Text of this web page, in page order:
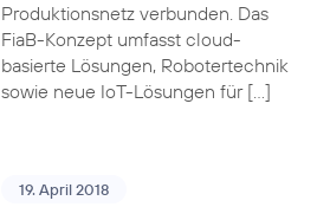
Produktionsnetz verbunden. Das
FiaB-Konzept umfasst cloud-
basierte Lösungen, Robotertechnik
sowie neue IoT-Lösungen für […]
19. April 2018